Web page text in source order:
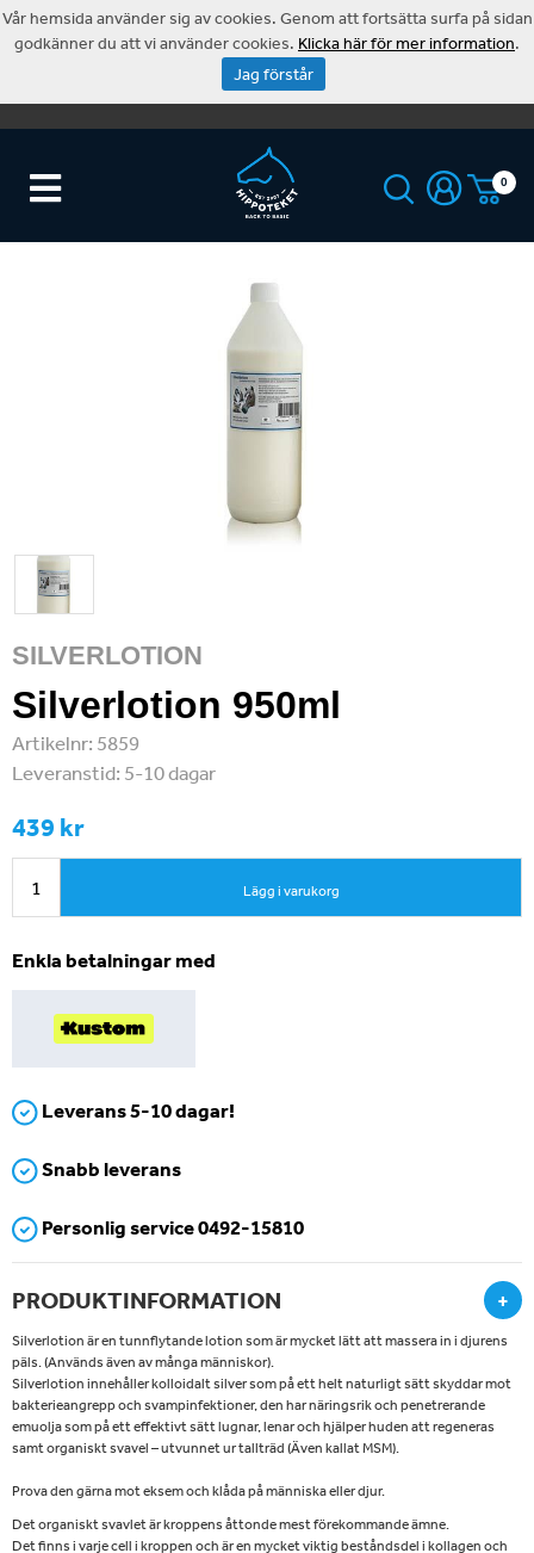
0
SILVERLOTION
Silverlotion 950ml
Artikelnr: 5859
Leveranstid: 5-10 dagar
439 kr
Lägg i varukorg
Enkla betalningar med
Leverans 5-10 dagar!
Snabb leverans
Personlig service 0492-15810
PRODUKTINFORMATION +
Silverlotion är en tunnflytande lotion som är mycket lätt att massera in i djurens
päls. (Används även av många människor).
Silverlotion innehåller kolloidalt silver som på ett helt naturligt sätt skyddar mot
bakterieangrepp och svampinfektioner, den har näringsrik och penetrerande
emuolja som på ett effektivt sätt lugnar, lenar och hjälper huden att regeneras
samt organiskt svavel – utvunnet ur tallträd (Även kallat MSM).
Prova den gärna mot eksem och klåda på människa eller djur.
Det organiskt svavlet är kroppens åttonde mest förekommande ämne.
Det finns i varje cell i kroppen och är en mycket viktig beståndsdel i kollagen och
Vår hemsida använder sig av cookies. Genom att fortsätta surfa på sidan
godkänner du att vi använder cookies. Klicka här för mer information.
Jag förstår